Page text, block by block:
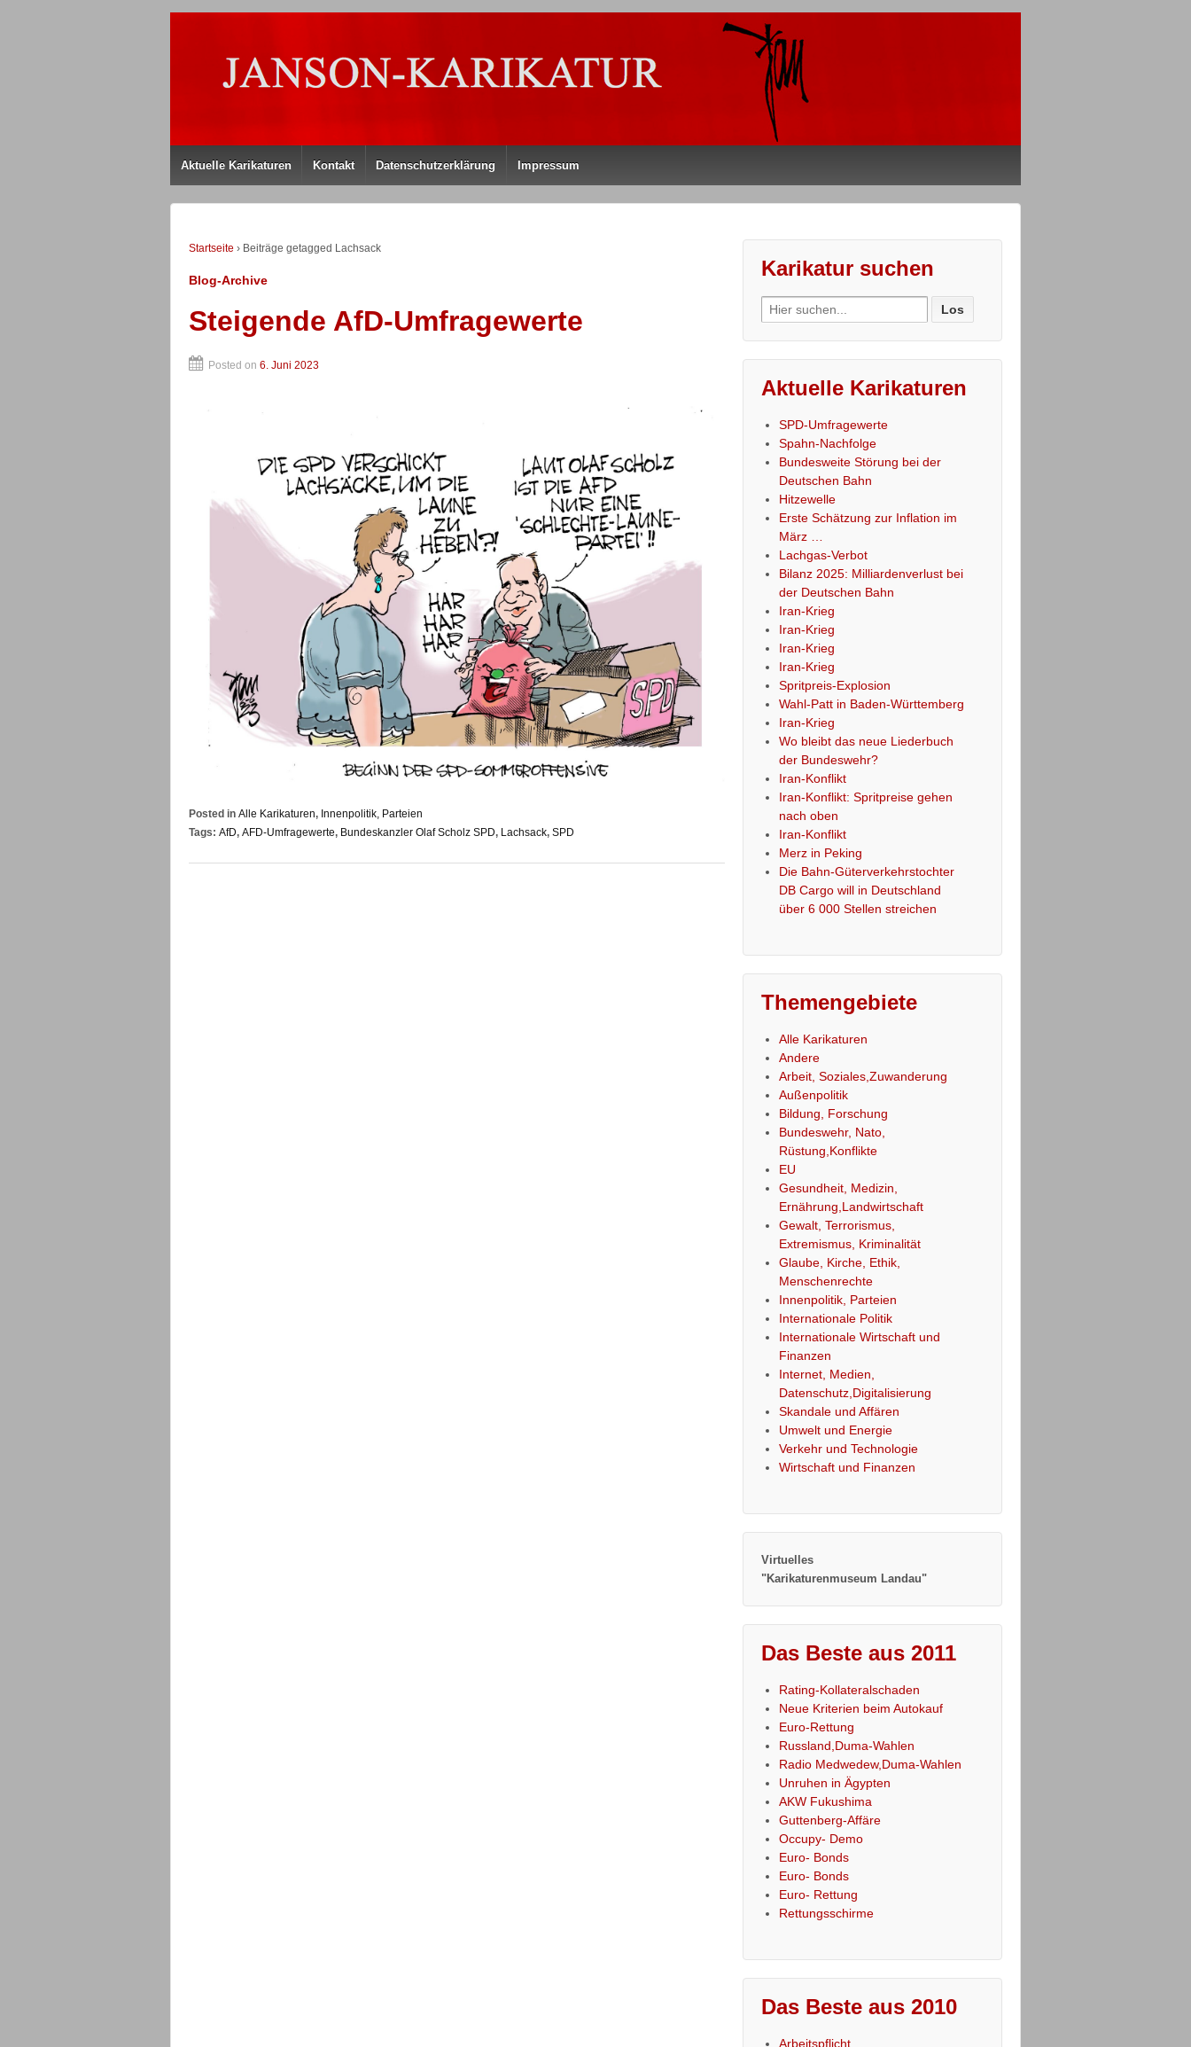
Aktuelle Karikaturen Kontakt Datenschutzerklärung Impressum
Startseite › Beiträge getagged Lachsack
Blog-Archive
Steigende AfD-Umfragewerte
Posted on 6. Juni 2023
Posted in Alle Karikaturen, Innenpolitik, Parteien
Tags: AfD, AFD-Umfragewerte, Bundeskanzler Olaf Scholz SPD, Lachsack, SPD
Karikatur suchen
Search
for:
Aktuelle Karikaturen
SPD-Umfragewerte
Spahn-Nachfolge
Bundesweite Störung bei der
Deutschen Bahn
Hitzewelle
Erste Schätzung zur Inflation im
März …
Lachgas-Verbot
Bilanz 2025: Milliardenverlust bei
der Deutschen Bahn
Iran-Krieg
Iran-Krieg
Iran-Krieg
Iran-Krieg
Spritpreis-Explosion
Wahl-Patt in Baden-Württemberg
Iran-Krieg
Wo bleibt das neue Liederbuch
der Bundeswehr?
Iran-Konflikt
Iran-Konflikt: Spritpreise gehen
nach oben
Iran-Konflikt
Merz in Peking
Die Bahn-Güterverkehrstochter
DB Cargo will in Deutschland
über 6 000 Stellen streichen
Themengebiete
Alle Karikaturen
Andere
Arbeit, Soziales,Zuwanderung
Außenpolitik
Bildung, Forschung
Bundeswehr, Nato,
Rüstung,Konflikte
EU
Gesundheit, Medizin,
Ernährung,Landwirtschaft
Gewalt, Terrorismus,
Extremismus, Kriminalität
Glaube, Kirche, Ethik,
Menschenrechte
Innenpolitik, Parteien
Internationale Politik
Internationale Wirtschaft und
Finanzen
Internet, Medien,
Datenschutz,Digitalisierung
Skandale und Affären
Umwelt und Energie
Verkehr und Technologie
Wirtschaft und Finanzen
Virtuelles
"Karikaturenmuseum Landau"
Das Beste aus 2011
Rating-Kollateralschaden
Neue Kriterien beim Autokauf
Euro-Rettung
Russland,Duma-Wahlen
Radio Medwedew,Duma-Wahlen
Unruhen in Ägypten
AKW Fukushima
Guttenberg-Affäre
Occupy- Demo
Euro- Bonds
Euro- Bonds
Euro- Rettung
Rettungsschirme
Das Beste aus 2010
Arbeitspflicht